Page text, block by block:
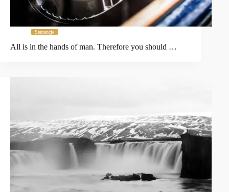
Sentencje
All is in the hands of man. Therefore you should …